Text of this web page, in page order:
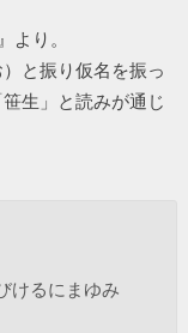
より。
と振り仮名を振っ
生」と読みが通じ
けるにまゆみ